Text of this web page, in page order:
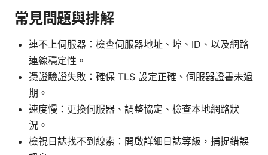
常見問題與排解
連不上伺服器：檢查伺服器地址、埠、ID、以及網路
連線穩定性。
憑證驗證失敗：確保 TLS 設定正確、伺服器證書未過
期。
速度慢：更換伺服器、調整協定、檢查本地網路狀
況。
檢視日誌找不到線索：開啟詳細日誌等級，捕捉錯誤